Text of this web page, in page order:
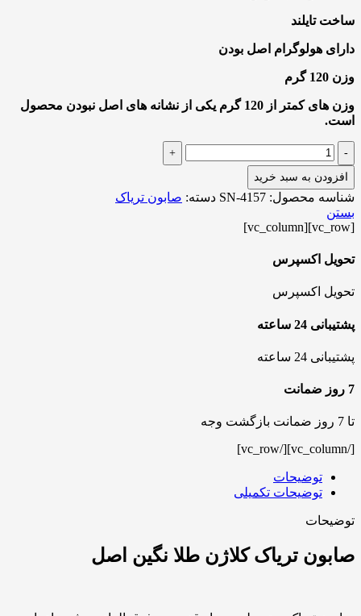
ساخت تایلند
دارای هولوگرام اصل بودن
وزن 120 گرم
وزن های کمتر از 120 گرم یکی از نشانه های اصل نبودن محصول
است.
-
+
افزودن به سبد خرید
شناسه محصول: SN-4157 دسته: صابون تریاک
بستن
[vc_row][vc_column]
تحویل اکسپرس
تحویل اکسپرس
پشتیبانی 24 ساعته
پشتیبانی 24 ساعته
7 روز ضمانت
تا 7 روز ضمانت بازگشت وجه
[/vc_column][/vc_row]
توضیحات
توضیحات تکمیلی
توضیحات
صابون تریاک کلاژن طلا نگین اصل